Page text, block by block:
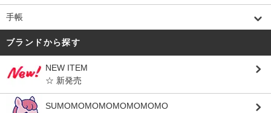
手帳
ブランドから探す
NEW ITEM
☆ 新発売
SUMOMOMOMOMOMOMOMO